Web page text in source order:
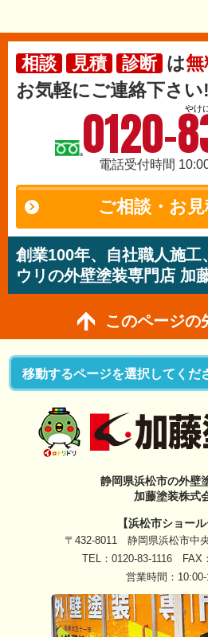
相談 見積 診断 は無
お気軽にご連絡下さい
やけ
0120-
電話受付時間
ご相談・お
創業100年、自社職人施工
ウリの外壁塗装専門店 加
このページの
静岡県浜松市の外壁
加藤塗装株式
【浜松市ショール
〒432-8011 静岡県浜松市中
TEL： 0120-83-1116 FAX
営業時間：